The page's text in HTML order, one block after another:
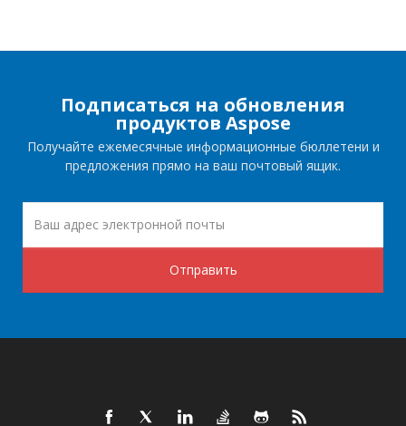
Подписаться на обновления
продуктов Aspose
Получайте ежемесячные информационные бюллетени и
предложения прямо на ваш почтовый ящик.
Отправить